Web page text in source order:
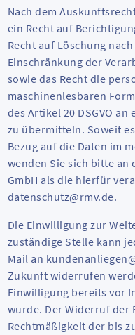
Nach dem
ein Recht auf
Recht auf Löschung nach
Einschränkung der
sowie das Recht die
maschinenlesbaren
des Artikel 20 DSGVO
zu übermitteln. Soweit
Bezug auf die Daten im
wenden Sie sich bitte an
GmbH als die hierfür
datenschutz@rmv.de.
Die Einwilligung zur
zuständige Stelle kann
Mail an
Zukunft widerrufen
Einwilligung bereits vor
wurde. Der Widerruf
Rechtmäßigkeit der bis